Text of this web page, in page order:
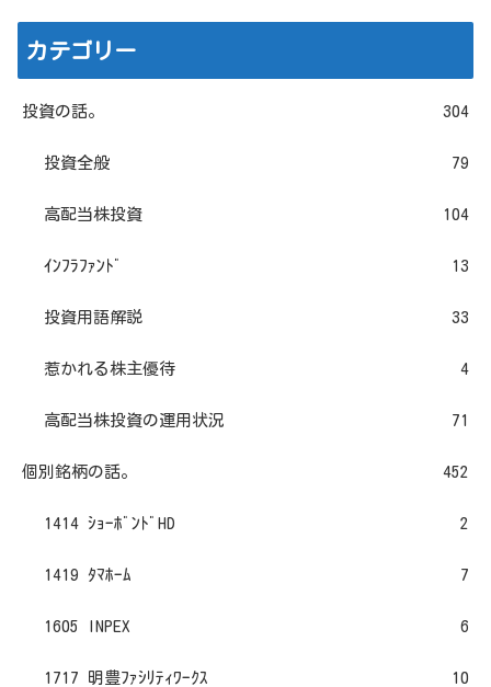
カテゴリー
投資の話。 304
投資全般 79
高配当株投資 104
ｲﾝﾌﾗﾌｧﾝﾄﾞ 13
投資用語解説 33
惹かれる株主優待 4
高配当株投資の運用状況 71
個別銘柄の話。 452
1414 ｼｮｰﾎﾞﾝﾄﾞHD 2
1419 ﾀﾏﾎｰﾑ 7
1605 INPEX 6
1717 明豊ﾌｧｼﾘﾃｨﾜｰｸｽ 10